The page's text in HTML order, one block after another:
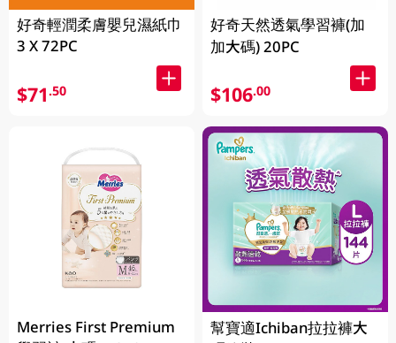
好奇輕潤柔膚嬰兒濕紙巾
3 X 72PC
$71.50
Merries First Premium
好奇天然透氣學習褲(加
加大碼) 20PC
$106.00
幫寶適Ichiban拉拉褲大